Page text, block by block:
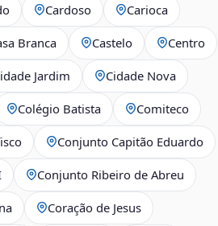
Cardoso Carioca
Branca Castelo Centro
Jardim Cidade Nova
Colégio Batista Comiteco
Conjunto Capitão Eduardo
Conjunto Ribeiro de Abreu
Coração de Jesus